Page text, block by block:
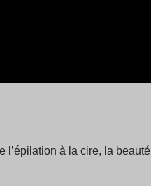
à la cire, la